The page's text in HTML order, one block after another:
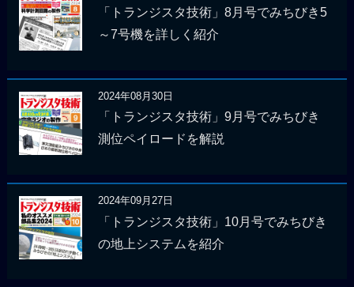
「トランジスタ技術」8月号でみちびき5
～7号機を詳しく紹介
2024年08月30日
「トランジスタ技術」9月号でみちびき
測位ペイロードを解説
2024年09月27日
「トランジスタ技術」10月号でみちびき
の地上システムを紹介